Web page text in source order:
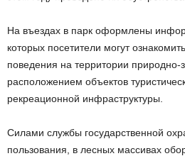
На въездах в парк оформлены
которых посетители могут
поведения на территории природно-
расположением объектов
рекреационной инфраструктуры.
Силами службы государственной
пользования, в лесных массивах